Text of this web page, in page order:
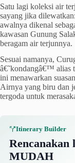
Satu lagi koleksi air
sayang jika dilewatkan:
awalnya dikenal
kawasan Gunung
beragam air terjunnya.
Sesuai namanya,
â€˜kondangâ€™ alias
ini menawarkan
Airnya yang biru dan
tergoda untuk
Itinerary Builder
Rencanakan
MUDAH